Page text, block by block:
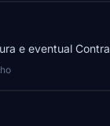
e eventual